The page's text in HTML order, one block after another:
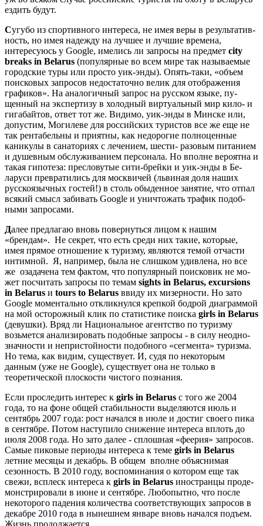
ездить будут.
Сугубо из спортивного интере­са, не имея веры в результатив­
ность, но имея надежду на лучшее и лучшие времена,
интересуюсь у Google, имелись ли запросы на пред­мет city
breaks in Belarus (популяр­ные во всем мире так называемые
городские туры или просто уик-эн­ды). Опять-таки, «объем
поисковых запросов недостаточно велик для отображения
графиков». На анало­гичный запрос на русском языке, пу­
щенный на экспертизу в холодный виртуальный мир кило- и
гигабай­тов, ответ тот же. Видимо, уик-эн­ды в Минске или,
допустим, Могиле­ве для российских туристов все же еще не
так рентабельны и приятны, как недорогие полноценные
канику­лы в санаториях с лечением, шести- разовым питанием
и душевным об­служиванием персонала. Но вполне вероятна и
такая гипотеза: пресло­вутые сити-брейки и уик-энды в Бе­
ларуси превратились для москвичей (львиная доля наших
русскоязыч­ных гостей!) в столь обыденное заня­тие, что отпал
всякий смысл забивать Google и уничтожать трафик подоб­
ными запросами.
Далее предлагаю вновь повернуться лицом к нашим
«брендам». Не секрет, что есть среди них такие, которые,
имея прямое отношение к туризму, являются темой отчасти
интимной. Я, например, была не слишком удивлена, но все
же озадачена тем фактом, что популярный поисковик не мо­
жет посчитать запро­сы по темам sights in Belarus, excursions
in Belarus и tours to Belarus ввиду их мизерности. Но зато
Google моментально откликнул­ся крепкой бодрой диаграммой
на мой осторожный клик по статисти­ке поиска girls in Belarus
(девушки). Вряд ли Национальное агентство по туризму
возьмется анализировать подобные запросы - в силу неодно­
значности и непристойности подоб­ного «сегмента» туризма.
Но тема, как видим, существует. И, судя по не­которым
данным (уже не Google), су­ществует она не только в
теоретиче­ской плоскости чистого познания.
Если проследить интерес к girls in Belarus с того же 2004
года, то на фоне общей стабильности выделя­ются июль и
сентябрь 2007 года: рост начался в июле и достиг своего пика
в сентябре. Потом наступило сниже­ние интереса вплоть до
июля 2008 года. Но зато далее - сплошная «фее­рия» запросов.
Самые пиковые пери­оды интереса к теме girls in Belarus
летние месяцы и декабрь. В общем вполне объяснимая
сезонность. В 2010 году, воспоминания о котором еще так
свежи, всплеск интереса к girls in Belarus иностранцы проде­
монстрировали в июне и сентябре. Любопытно, что после
некоторо­го падения количества соответству­ющих запросов в
декабре 2010 года в нынешнем январе вновь начался подъем.
Жизнь продолжается.